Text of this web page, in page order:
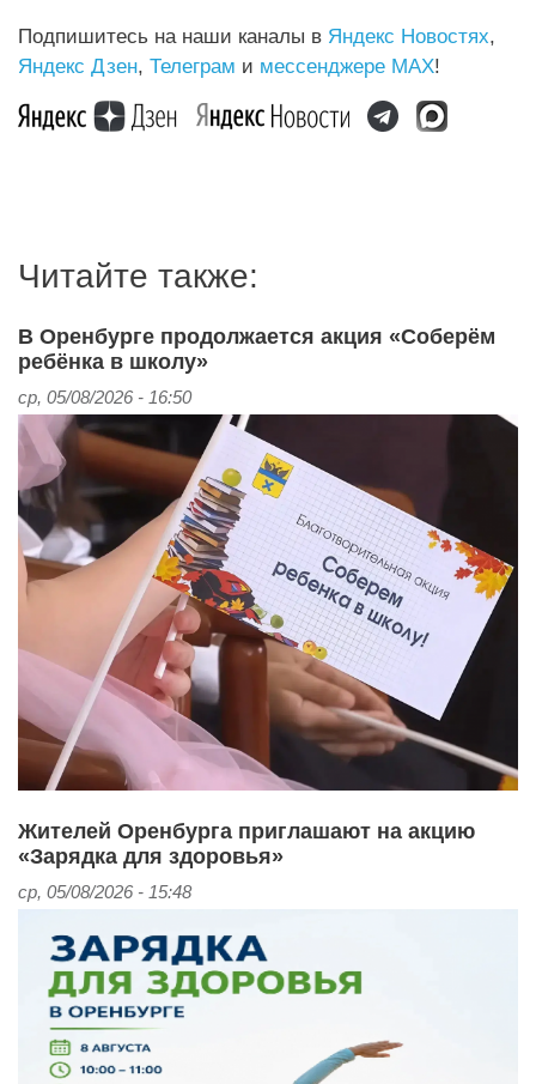
Подпишитесь на наши каналы в Яндекс Новостях,
Яндекс Дзен, Телеграм и мессенджере MAX!
Читайте также:
В Оренбурге продолжается акция «Соберём
ребёнка в школу»
ср, 05/08/2026 - 16:50
Жителей Оренбурга приглашают на акцию
«Зарядка для здоровья»
ср, 05/08/2026 - 15:48